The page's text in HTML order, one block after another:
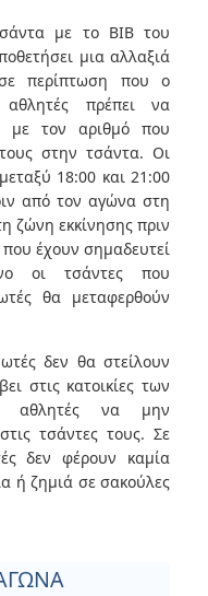
με το BIB του
μια αλλαξιά
περίπτωση που ο
πρέπει να
με τον αριθμό που
στην τσάντα. Οι
18:00 και 21:00
από τον αγώνα στη
ζώνη εκκίνησης πριν
έχουν σημαδευτεί
οι τσάντες που
θα μεταφερθούν
δεν θα στείλουν
στις κατοικίες των
αθλητές να μην
τσάντες τους. Σε
δεν φέρουν καμία
ή ζημιά σε σακούλες